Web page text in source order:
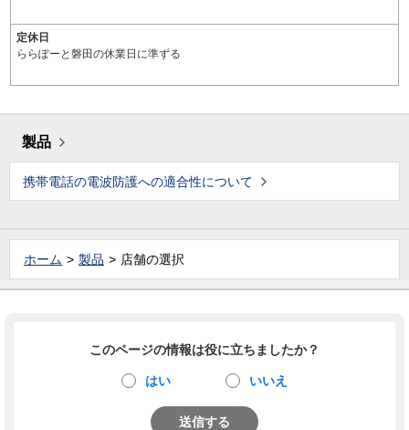
定休日
ららぽーと磐田の休業日に準ずる
製品
携帯電話の電波防護への適合性について
ホーム 製品 店舗の選択
このページの情報は役に立ちましたか？
はい いいえ
送信する